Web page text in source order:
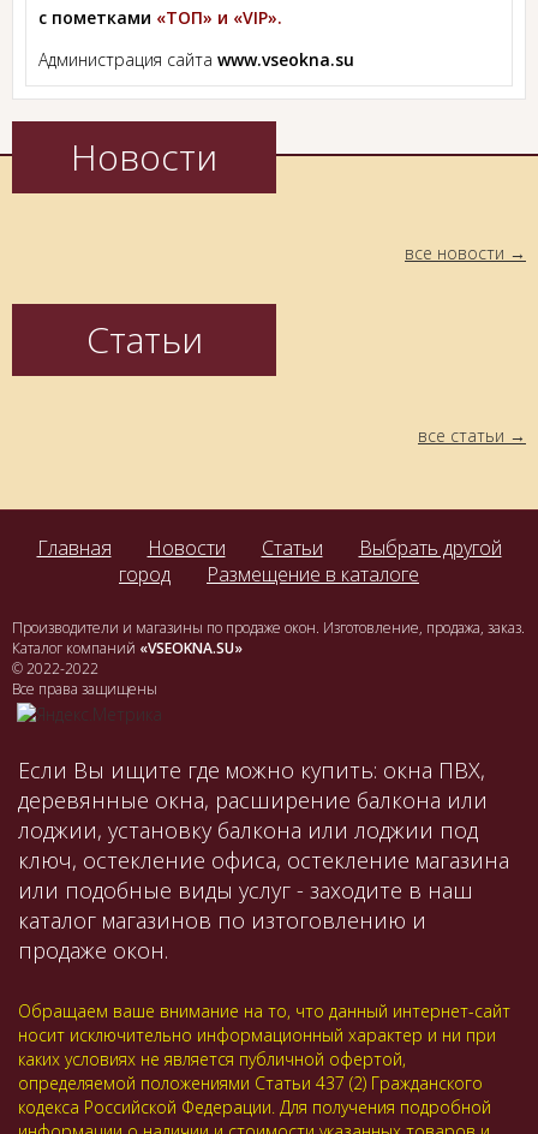
с пометками «ТОП» и «VIP».
Администрация сайта www.vseokna.su
Новости
все новости
Статьи
все статьи
Главная Новости Статьи
Выбрать другой
город
Размещение в каталоге
Производители и магазины по продаже окон. Изготовление, продажа, заказ.
Каталог компаний «VSEOKNA.SU»
© 2022-2022
Все права защищены
Если Вы ищите где можно купить: окна ПВХ,
деревянные окна, расширение балкона или
лоджии, установку балкона или лоджии под
ключ, остекление офиса, остекление магазина
или подобные виды услуг - заходите в наш
каталог магазинов по изтоговлению и
продаже окон.
Обращаем ваше внимание на то, что данный интернет-сайт
носит исключительно информационный характер и ни при
каких условиях не является публичной офертой,
определяемой положениями Статьи 437 (2) Гражданского
кодекса Российской Федерации. Для получения подробной